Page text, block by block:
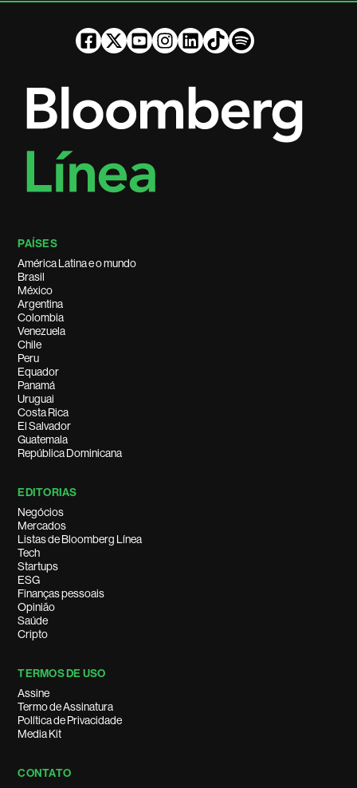
PAÍSES
América Latina e o mundo
Brasil
México
Argentina
Colombia
Venezuela
Chile
Peru
Equador
Panamá
Uruguai
Costa Rica
El Salvador
Guatemala
República Dominicana
EDITORIAS
Negócios
Mercados
Listas de Bloomberg Línea
Tech
Startups
ESG
Finanças pessoais
Opinião
Saúde
Cripto
TERMOS DE USO
Assine
Termo de Assinatura
Política de Privacidade
Media Kit
CONTATO